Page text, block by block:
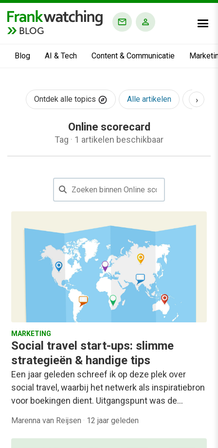
BLOG
Blog AI & Tech Content & Communicatie
Ontdek alle topics Alle artikelen AI &
›
Online scorecard
Tag · 1 artikelen beschikbaar
MARKETING
Social travel start-ups: slimme
strategieën & handige tips
Een jaar geleden schreef ik op deze plek over
social travel, waarbij het netwerk als inspiratiebron
voor boekingen dient. Uitgangspunt was de…
Marenna van Reijsen · 12 jaar geleden